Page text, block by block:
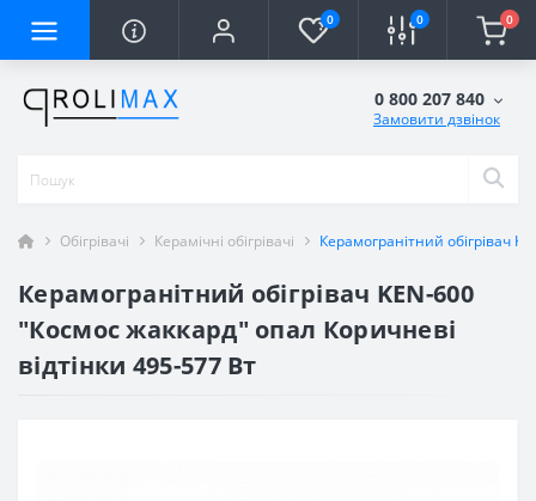
0 0 0
0 800 207 840
Замовити дзвінок
Обігрівачі Керамічні обігрівачі Керамогранітний обігрівач
Керамогранітний обігрівач KEN-600
"Космос жаккард" опал Коричневі
відтінки 495-577 Вт